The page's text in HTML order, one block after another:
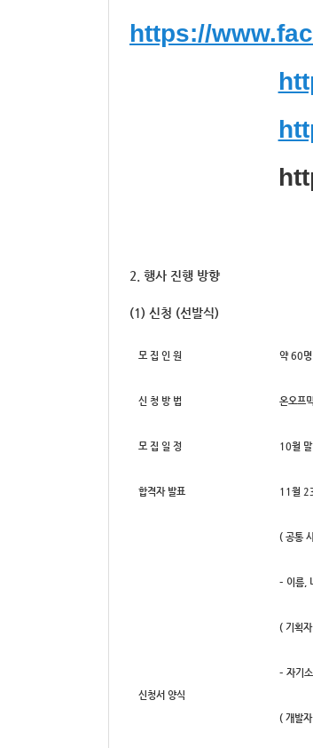
https://
2. 행사 진행 방향
(1) 신청 (선발식)
모 집 인 원 약 60
신 청 방 법 온오프
모 집 일 정 10월
합격자 발표 11월
신청서 양식
( 공통
– 이름,
( 기획
– 자기
( 개발